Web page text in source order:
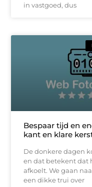
in vastgoed, dus
Bespaar tijd en
kant en klare
De donkere dagen
en dat betekent dat
afkoelt. We gaan
een dikke trui over